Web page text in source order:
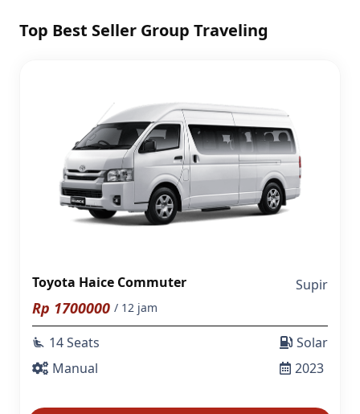
Top Best Seller Group Traveling
Toyota Haice Commuter Supir
Rp 1700000 / 12 jam
airline_seat_recline_extra 14 Seats
Manual
Solar
2023